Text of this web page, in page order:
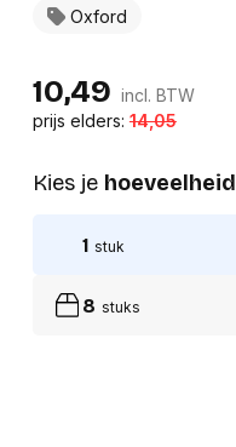
Oxford
10,49 incl. BTW
prijs elders:14,05
Kies je hoeveelheid
1 stuk
8 stuks